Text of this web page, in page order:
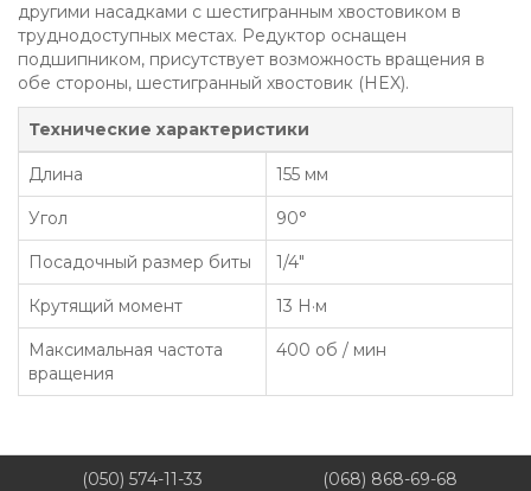
другими насадками с шестигранным хвостовиком в
труднодоступных местах. Редуктор оснащен
подшипником, присутствует возможность вращения в
обе стороны, шестигранный хвостовик (HEX).
Технические характеристики
Длина 155 мм
Угол 90°
Посадочный размер биты 1/4"
Крутящий момент 13 Н·м
Максимальная частота
вращения
400 об / мин
(050) 574-11-33 (068) 868-69-68